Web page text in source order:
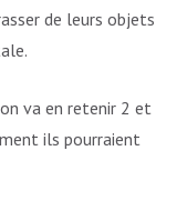
de leurs objets
va en retenir 2 et
ils pourraient